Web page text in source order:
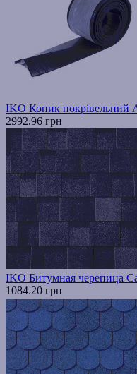
IKO Коник покрівельний
2992.96 грн
IKO Битумная черепица
1084.20 грн